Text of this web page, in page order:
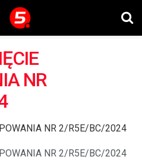
NR
NR 2/R5E/BC/2024
NR 2/R5E/BC/2024